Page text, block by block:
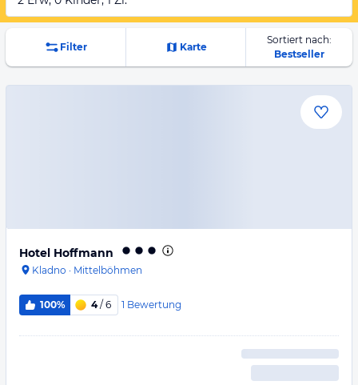
Filter Karte
Sortiert nach:
Bestseller
Hotel Hoffmann
Kladno · Mittelböhmen
100% 4/ 6 1 Bewertung